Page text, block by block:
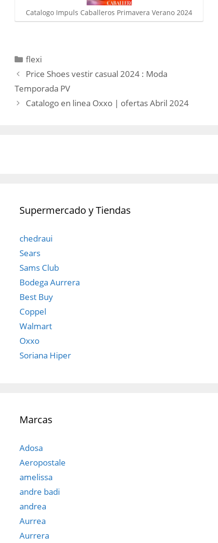
Catalogo Impuls Caballeros Primavera Verano 2024
Categorías
flexi
Price Shoes vestir casual 2024 : Moda
Temporada PV
Catalogo en linea Oxxo | ofertas Abril 2024
Supermercado y Tiendas
chedraui
Sears
Sams Club
Bodega Aurrera
Best Buy
Coppel
Walmart
Oxxo
Soriana Hiper
Marcas
Adosa
Aeropostale
amelissa
andre badi
andrea
Aurrea
Aurrera